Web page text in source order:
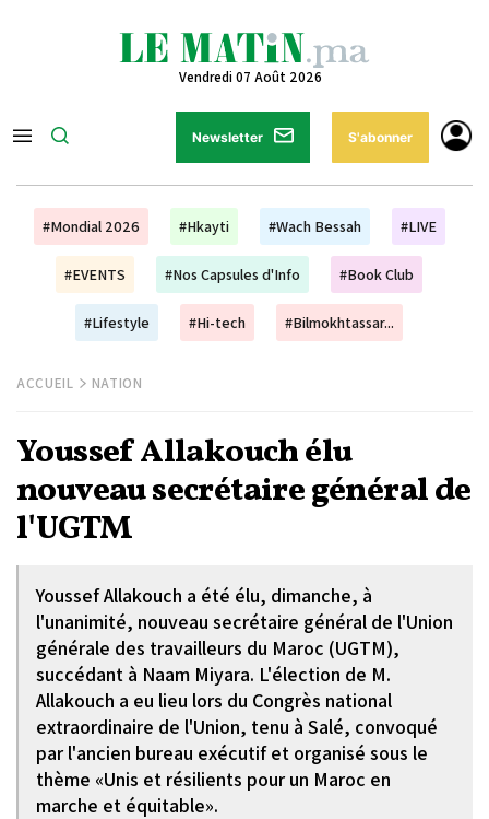
Vendredi 07 Août 2026
Newsletter S'abonner
#Mondial 2026 #Hkayti #Wach Bessah #LIVE
#EVENTS #Nos Capsules d'Info #Book Club
#Lifestyle #Hi-tech #Bilmokhtassar...
ACCUEIL NATION
Youssef Allakouch élu
nouveau secrétaire général de
l'UGTM
Youssef Allakouch a été élu, dimanche, à
l'unanimité, nouveau secrétaire général de l'Union
générale des travailleurs du Maroc (UGTM),
succédant à Naam Miyara. L'élection de M.
Allakouch a eu lieu lors du Congrès national
extraordinaire de l'Union, tenu à Salé, convoqué
par l'ancien bureau exécutif et organisé sous le
thème «Unis et résilients pour un Maroc en
marche et équitable».